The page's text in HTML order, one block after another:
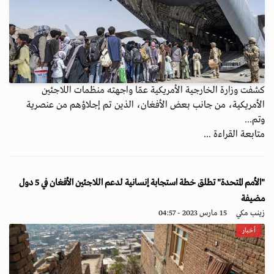
كشفت وزارة الخارجية الأمريكية عمّا واجهته منظمات اللاجئين
الأمريكية، من جانب بعض الأفغان، الذين تم إجلاؤهم من عنصرية
وتم...
متابعة القراءة ...
"الأمم المتحدة" تطلق خطة استجابة إنسانية لدعم اللاجئين الأفغان في 5 دول
مضيفة
زينب مكي 15 مارس 2023 - 04:57
أخبار